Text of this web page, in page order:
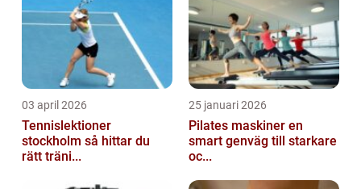
att kämpa om ära oc...
03 april 2026
Tennislektioner
stockholm så hittar du
rätt träni...
25 januari 2026
Pilates maskiner en
smart genväg till starkare
oc...